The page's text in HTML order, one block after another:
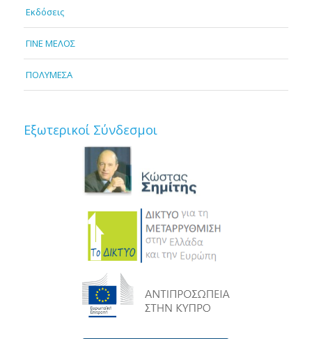
Εκδόσεις
ΓΙΝΕ ΜΕΛΟΣ
ΠΟΛΥΜΕΣΑ
Εξωτερικοί Σύνδεσμοι